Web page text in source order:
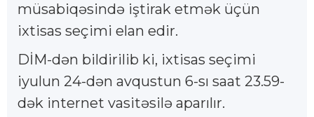
müsabiqəsində iştirak etmək üçün
ixtisas seçimi elan edir.
DİM-dən bildirilib ki, ixtisas seçimi
iyulun 24-dən avqustun 6-sı saat 23.59-
dək internet vasitəsilə aparılır.